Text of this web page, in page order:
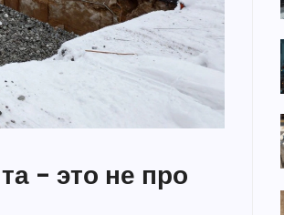
- это не про